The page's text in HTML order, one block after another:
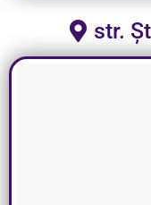
str.